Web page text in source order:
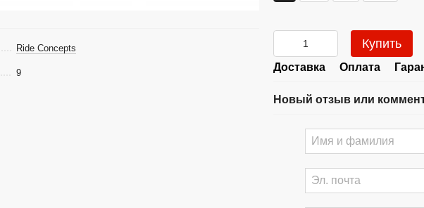
Ride Concepts
9
Купить
Доставка Оплата
Новый отзыв или